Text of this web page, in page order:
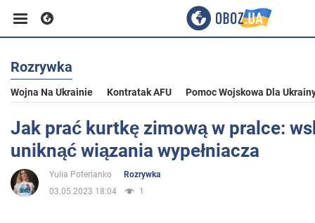
Biznes
Sport
Rozrywka
Rozrywka
Wojna Na Ukrainie Kontratak AFU Pomoc Wojskowa Dla
Jak prać kurtkę zimową w pralce:
uniknąć wiązania wypełniacza
Yulia Poterianko
Rozrywka
03.05.2023 18:04
1